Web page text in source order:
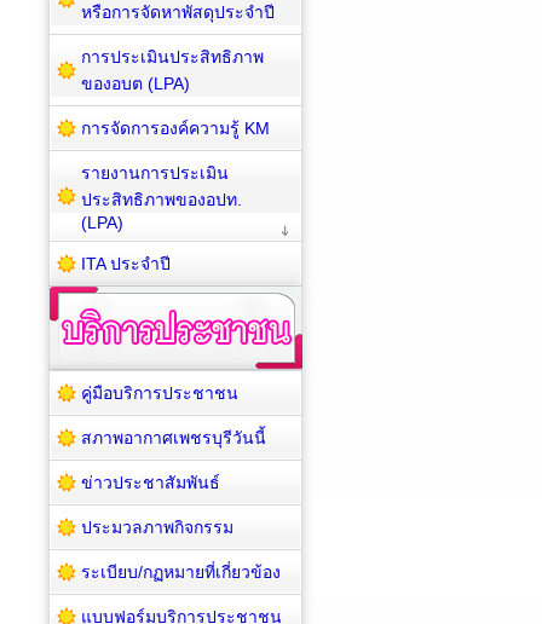
หรือการจัดหาพัสดุประจำปี
การประเมินประสิทธิภาพ
ของอบต (LPA)
การจัดการองค์ความรู้ KM
รายงานการประเมิน
ประสิทธิภาพของอปท.
(LPA)
ITA ประจำปี
คู่มือบริการประชาชน
สภาพอากาศเพชรบุรีวันนี้
ข่าวประชาสัมพันธ์
ประมวลภาพกิจกรรม
ระเบียบ/กฏหมายที่เกี่ยวข้อง
แบบฟอร์มบริการประชาชน